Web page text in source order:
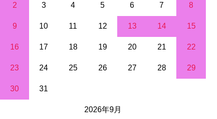
2 3 4 5 6 7 8
9 10 11 12 13 14 15
16 17 18 19 20 21 22
23 24 25 26 27 28 29
30 31
2026年9月